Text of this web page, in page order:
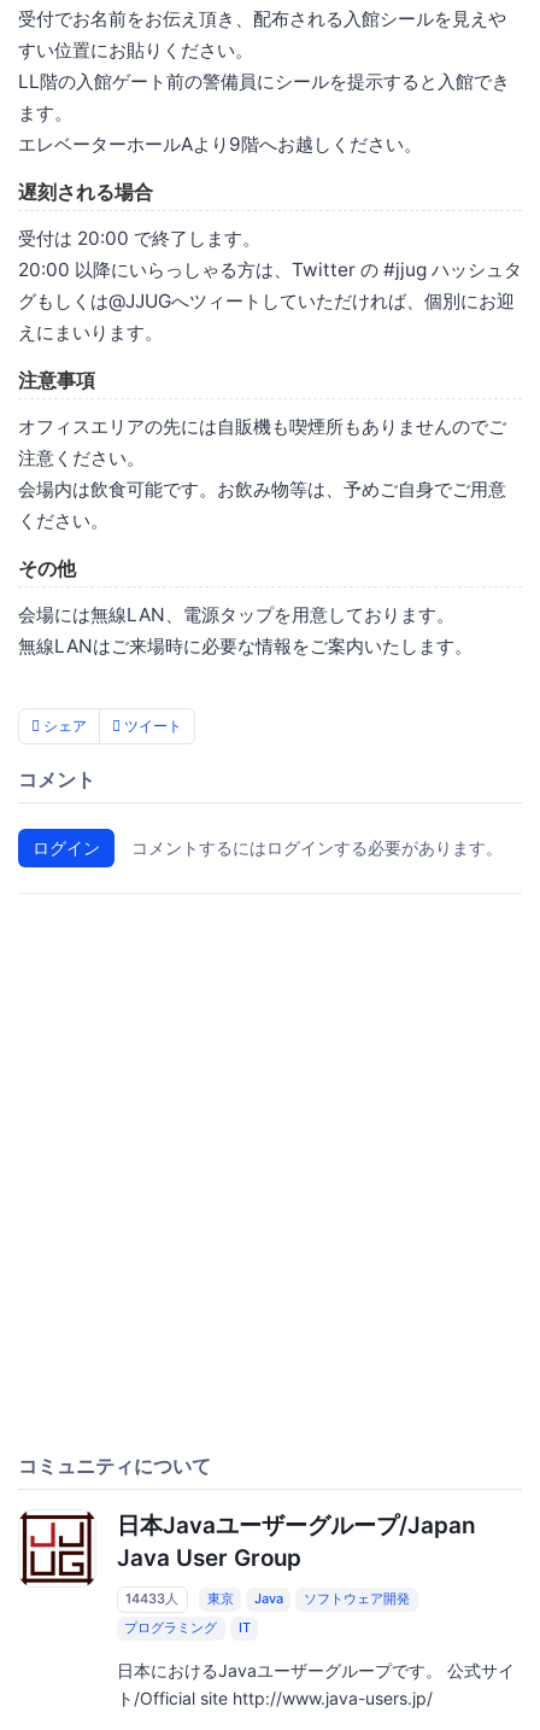
受付でお名前をお伝え頂き、配布される入館シールを見えや
すい位置にお貼りください。
LL階の入館ゲート前の警備員にシールを提示すると入館でき
ます。
エレベーターホールAより9階へお越しください。
遅刻される場合
受付は 20:00 で終了します。
20:00 以降にいらっしゃる方は、Twitter の #jjug ハッシュタ
グもしくは@JJUGへツィートしていただければ、個別にお迎
えにまいります。
注意事項
オフィスエリアの先には自販機も喫煙所もありませんのでご
注意ください。
会場内は飲食可能です。お飲み物等は、予めご自身でご用意
ください。
その他
会場には無線LAN、電源タップを用意しております。
無線LANはご来場時に必要な情報をご案内いたします。
シェア ツイート
コメント
ログイン コメントするにはログインする必要があります。
コミュニティについて
日本Javaユーザーグループ/Japan
Java User Group
14433人 東京 Java
ソフトウェア開発
プログラミング
IT
日本におけるJavaユーザーグループです。 公式サイ
ト/Official site http://www.java-users.jp/